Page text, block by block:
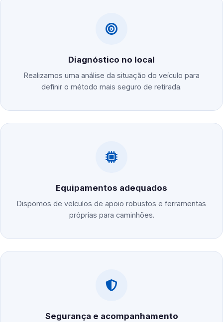
Diagnóstico no local
Realizamos uma análise da situação do veículo para
definir o método mais seguro de retirada.
Equipamentos adequados
Dispomos de veículos de apoio robustos e ferramentas
próprias para caminhões.
Segurança e acompanhamento